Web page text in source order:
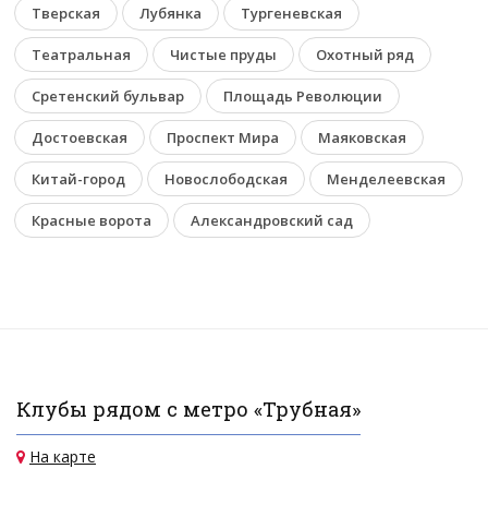
Тверская Лубянка Тургеневская
Театральная Чистые пруды Охотный ряд
Сретенский бульвар Площадь Революции
Достоевская Проспект Мира Маяковская
Китай-город Новослободская Менделеевская
Красные ворота Александровский сад
Клубы рядом с метро «Трубная»
На карте